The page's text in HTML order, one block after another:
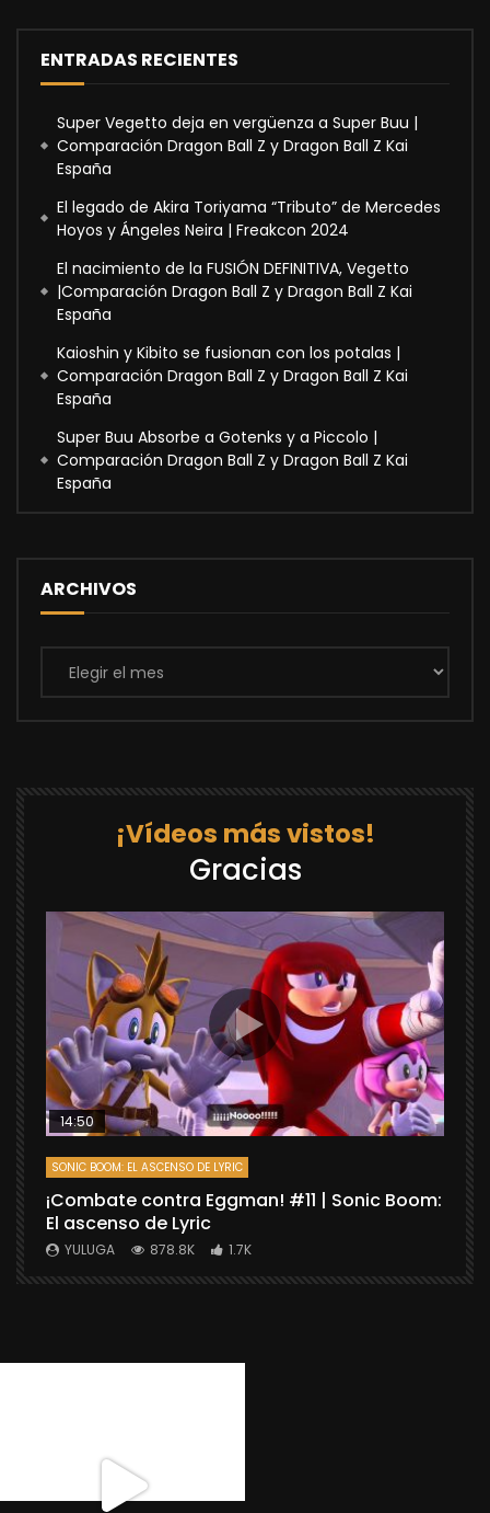
ENTRADAS RECIENTES
Super Vegetto deja en vergüenza a Super Buu |
Comparación Dragon Ball Z y Dragon Ball Z Kai
España
El legado de Akira Toriyama “Tributo” de Mercedes
Hoyos y Ángeles Neira | Freakcon 2024
El nacimiento de la FUSIÓN DEFINITIVA, Vegetto
|Comparación Dragon Ball Z y Dragon Ball Z Kai
España
Kaioshin y Kibito se fusionan con los potalas |
Comparación Dragon Ball Z y Dragon Ball Z Kai
España
Super Buu Absorbe a Gotenks y a Piccolo |
Comparación Dragon Ball Z y Dragon Ball Z Kai
España
ARCHIVOS
Archivos
¡Vídeos más vistos!
Gracias
14:50
SONIC BOOM: EL ASCENSO DE LYRIC
¡Combate contra Eggman! #11 | Sonic Boom:
El ascenso de Lyric
YULUGA 878.8K 1.7K